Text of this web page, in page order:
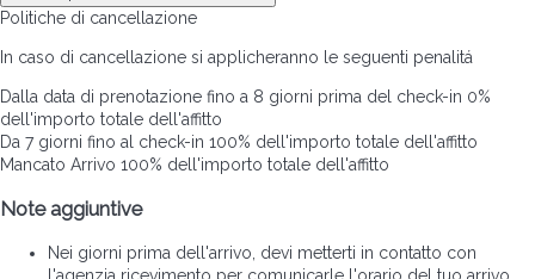
Politiche di cancellazione
In caso di cancellazione si applicheranno le seguenti penalitá
Dalla data di prenotazione fino a 8 giorni prima del check-in 0%
dell'importo totale dell'affitto
Da 7 giorni fino al check-in 100% dell'importo totale dell'affitto
Mancato Arrivo 100% dell'importo totale dell'affitto
Note aggiuntive
Nei giorni prima dell'arrivo, devi metterti in contatto con